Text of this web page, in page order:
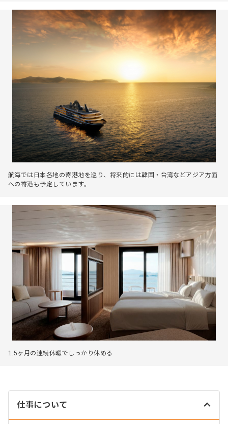
航海では日本各地の寄港地を巡り、将来的には韓国・台湾などアジア方面
への寄港も予定しています。
1.5ヶ月の連続休暇でしっかり休める
仕事について